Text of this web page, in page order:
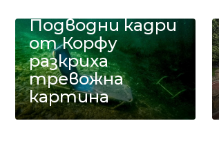
Подводни кадри
от Корфу
разкриха
тревожна
картина